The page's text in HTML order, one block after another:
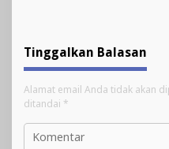
Tinggalkan Balasan
Alamat email Anda tidak akan
ditandai *